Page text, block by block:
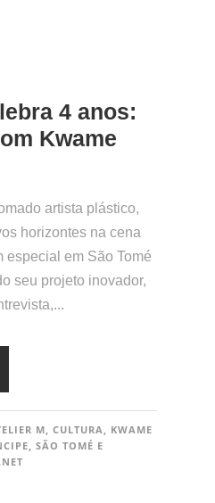
4 anos:
Kwame
artista plástico,
horizontes na cena
especial em São Tomé
seu projeto inovador,
M, CULTURA, KWAME
, SÃO TOMÉ E